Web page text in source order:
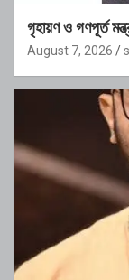
গৃহায়ণ ও গণপূর্ত
August 7, 2026